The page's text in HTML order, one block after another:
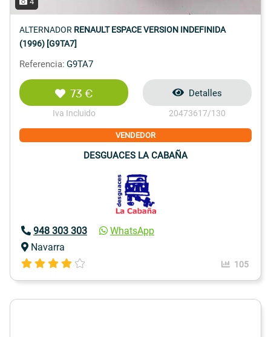
ALTERNADOR RENAULT ESPACE VERSION INDEFINIDA
(1996) [G9TA7]
Referencia: G9TA7
73 €
Iva Incluido
Detalles
20473617/130
VENDEDOR
DESGUACES LA CABAÑA
948 303 303
WhatsApp
Navarra
105